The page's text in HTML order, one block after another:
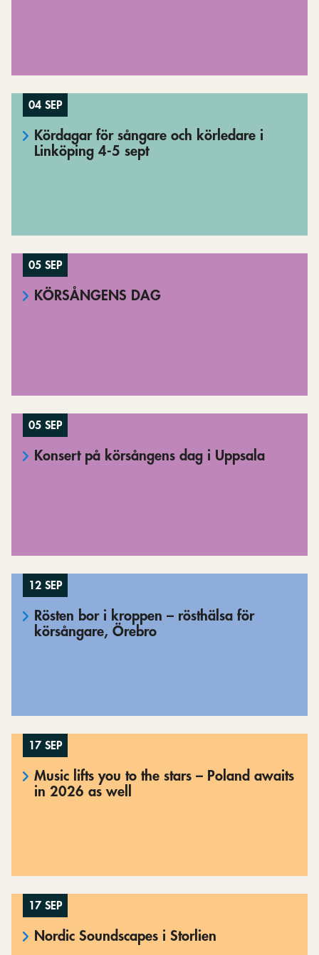
04 SEP
Kördagar för sångare och körledare i
Linköping 4-5 sept
05 SEP
KÖRSÅNGENS DAG
05 SEP
Konsert på körsångens dag i Uppsala
12 SEP
Rösten bor i kroppen – rösthälsa för
körsångare, Örebro
17 SEP
Music lifts you to the stars – Poland awaits
in 2026 as well
17 SEP
Nordic Soundscapes i Storlien